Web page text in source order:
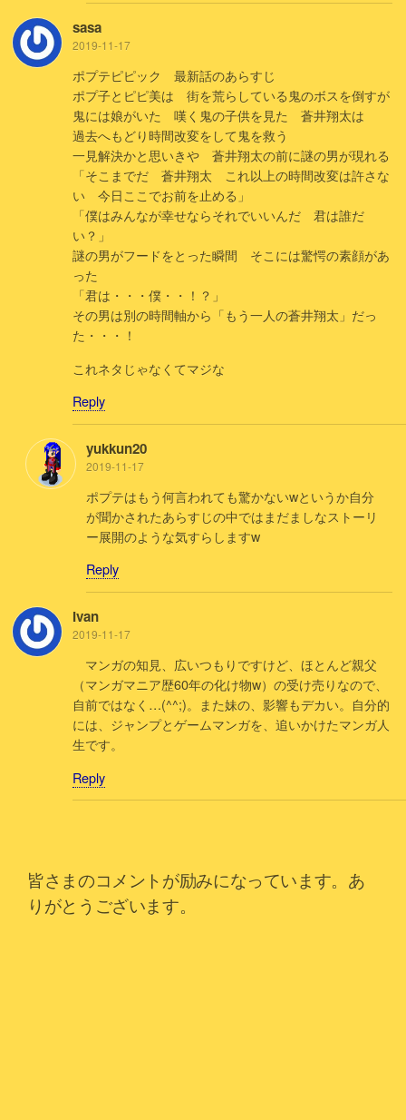
sasa
2019-11-17
ポプテピピック 最新話のあらすじ
ポプ子とピピ美は 街を荒らしている鬼のボスを倒すが
鬼には娘がいた 嘆く鬼の子供を見た 蒼井翔太は
過去へもどり時間改変をして鬼を救う
一見解決かと思いきや 蒼井翔太の前に謎の男が現れる
「そこまでだ 蒼井翔太 これ以上の時間改変は許さな
い 今日ここでお前を止める」
「僕はみんなが幸せならそれでいいんだ 君は誰だ
い？」
謎の男がフードをとった瞬間 そこには驚愕の素顔があ
った
「君は・・・僕・・！？」
その男は別の時間軸から「もう一人の蒼井翔太」だっ
た・・・！
これネタじゃなくてマジな
Reply
yukkun20
2019-11-17
ポプテはもう何言われても驚かないwというか自分
が聞かされたあらすじの中ではまだましなストーリ
ー展開のような気すらしますw
Reply
Ivan
2019-11-17
マンガの知見、広いつもりですけど、ほとんど親父
（マンガマニア歴60年の化け物w）の受け売りなので、
自前ではなく…(^^;)。また妹の、影響もデカい。自分的
には、ジャンプとゲームマンガを、追いかけたマンガ人
生です。
Reply
皆さまのコメントが励みになっています。あ
りがとうございます。